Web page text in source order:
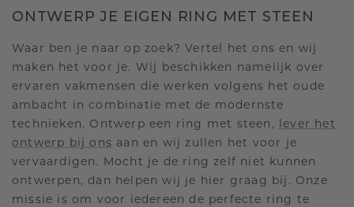
ONTWERP JE EIGEN RING MET STEEN
Waar ben je naar op zoek? Vertel het ons en wij
maken het voor je. Wij beschikken namelijk over
ervaren vakmensen die werken volgens het oude
ambacht in combinatie met de modernste
technieken. Ontwerp een ring met steen, lever het
ontwerp bij ons aan en wij zullen het voor je
vervaardigen. Mocht je de ring zelf niet kunnen
ontwerpen, dan helpen wij je hier graag bij. Onze
missie is om voor iedereen de perfecte ring te